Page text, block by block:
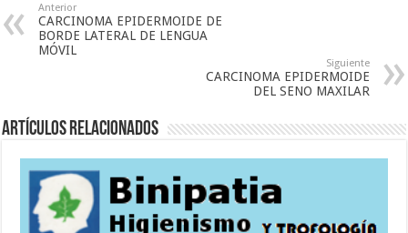
Anterior
CARCINOMA EPIDERMOIDE DE
BORDE LATERAL DE LENGUA
MÓVIL
Siguiente
CARCINOMA EPIDERMOIDE
DEL SENO MAXILAR
Artículos Relacionados